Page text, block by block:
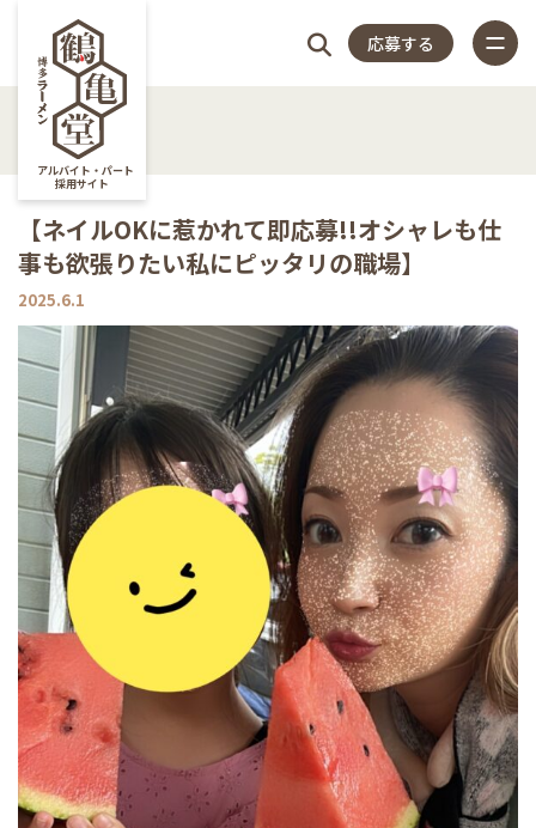
アルバイト・パート
採用サイト
スタッフアンケート
福利厚生
特集記事
店舗一覧
よくある質問
応募する
4つの
こだ
わり
事
内
容
アンケー
ト
長
紹
介
利
厚
生
集
記
事
舗
一
覧
ある
質問
【ネイルOKに惹かれて即応募!!オシャレも仕
事も欲張りたい私にピッタリの職場】
2025.6.1